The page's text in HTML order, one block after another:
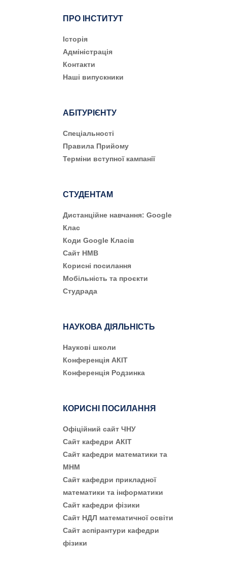
ПРО ІНСТИТУТ
Історія
Адміністрація
Контакти
Наші випускники
АБІТУРІЄНТУ
Cпеціальності
Правила Прийому
Терміни вступної кампанії
СТУДЕНТАМ
Дистанційне навчання: Google
Клас
Коди Google Класів
Сайт НМВ
Корисні посилання
Мобільність та проєкти
Студрада
НАУКОВА ДІЯЛЬНІСТЬ
Наукові школи
Конференція АКІТ
Конференція Родзинка
КОРИСНІ ПОСИЛАННЯ
Офіційний сайт ЧНУ
Сайт кафедри АКІТ
Сайт кафедри математики та
МНМ
Сайт кафедри прикладної
математики та інформатики
Сайт кафедри фізики
Сайт НДЛ математичної освіти
Сайт аспірантури кафедри
фізики